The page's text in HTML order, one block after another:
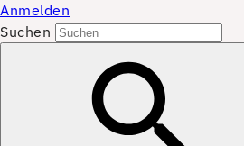
Anmelden
Suchen